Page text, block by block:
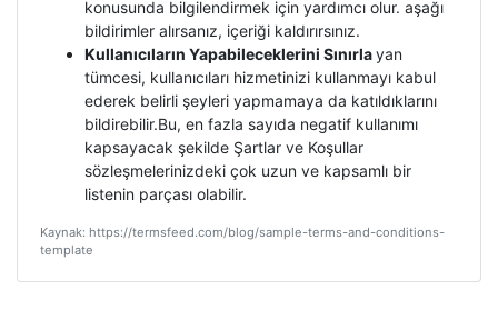
konusunda bilgilendirmek için yardımcı olur. aşağı
bildirimler alırsanız, içeriği kaldırırsınız.
Kullanıcıların Yapabileceklerini Sınırlayan
tümcesi, kullanıcıları hizmetinizi kullanmayı kabul
ederek belirli şeyleri yapmamaya da katıldıklarını
bildirebilir.Bu, en fazla sayıda negatif kullanımı
kapsayacak şekilde Şartlar ve Koşullar
sözleşmelerinizdeki çok uzun ve kapsamlı bir
listenin parçası olabilir.
Kaynak: https://termsfeed.com/blog/sample-terms-and-conditions-
template